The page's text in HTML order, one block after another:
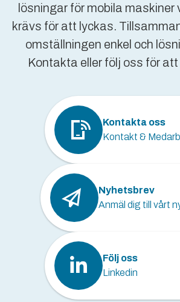
lösningar för mobila maskiner
krävs för att lyckas.
omställningen enkel och
Kontakta eller följ oss för
Kontakta oss
Kontakt &
Nyhetsbrev
Anmäl dig till vårt
Följ oss
Linkedin